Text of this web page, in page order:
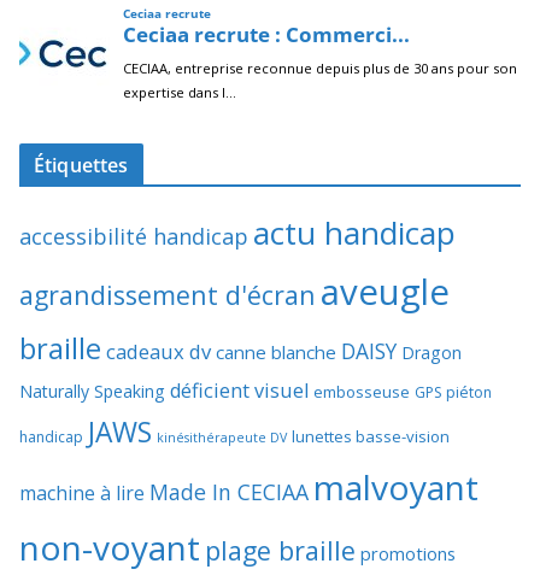
Étiquettes
accessibilité handicap actu handicap
agrandissement d'écran aveugle
braille cadeaux dv canne blanche DAISY Dragon
Naturally Speaking déficient visuel embosseuse GPS piéton
handicap JAWS kinésithérapeute DV lunettes basse-vision
machine à lire Made In CECIAA malvoyant
non-voyant plage braille promotions